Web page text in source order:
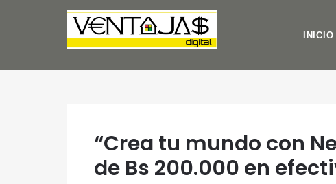
INICIO
“Crea tu mundo con
de Bs 200.000 en